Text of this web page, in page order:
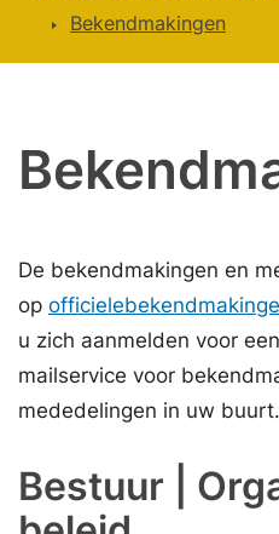
Bekendmakingen
De bekendmakingen en
op
u zich aanmelden voor
mailservice voor
mededelingen in uw buurt.
Bestuur |